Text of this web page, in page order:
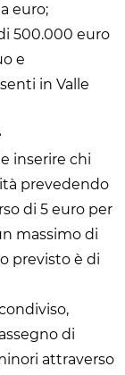
euro;
500.000 euro
e
in Valle
inserire chi
prevedendo
di 5 euro per
massimo di
previsto è di
di
attraverso